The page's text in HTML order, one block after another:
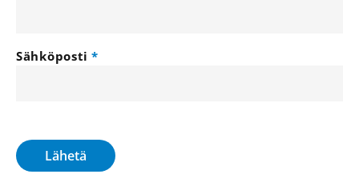
Sähköposti
Lähetä